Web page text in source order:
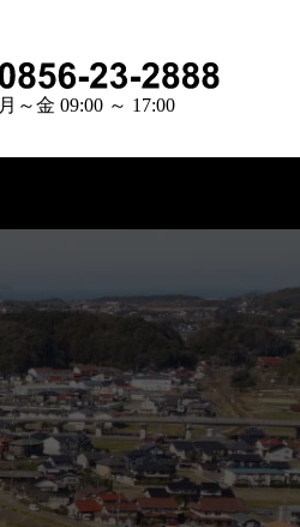
月～金 09:00 ～ 17:00